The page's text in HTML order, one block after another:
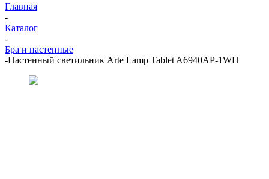
Главная
-
Каталог
-
Бра и настенные
-Настенный светильник Arte Lamp Tablet A6940AP-1WH